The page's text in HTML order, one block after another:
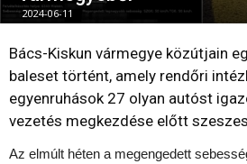
2024-06-11
Bács-Kiskun vármegye közútjain
baleset történt, amely rendőri
egyenruhások 27 olyan autóst
vezetés megkezdése előtt
Az elmúlt héten a megengedett